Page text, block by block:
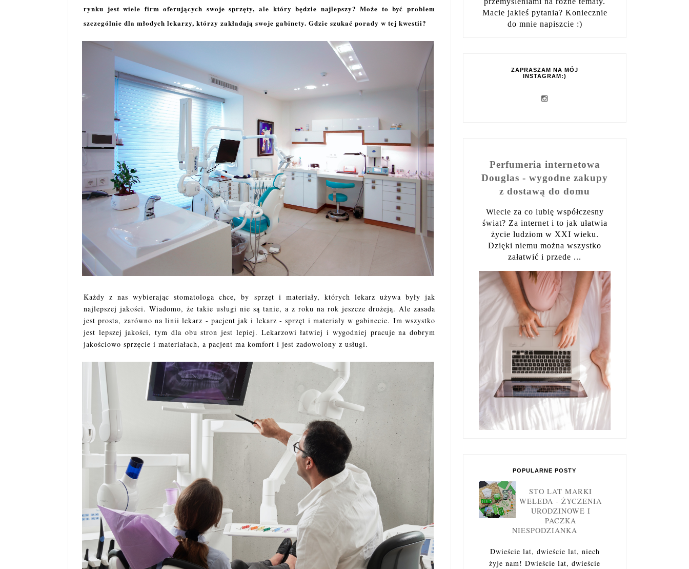
rynku jest wiele firm oferujących swoje sprzęty, ale który będzie najlepszy? Może to być problem
szczególnie dla młodych lekarzy, którzy zakładają swoje gabinety. Gdzie szukać porady w tej kwestii?
Każdy z nas wybierając stomatologa chce, by sprzęt i materiały, których lekarz używa były jak
najlepszej jakości. Wiadomo, że takie usługi nie są tanie, a z roku na rok jeszcze drożeją. Ale zasada
jest prosta, zarówno na linii lekarz - pacjent jak i lekarz - sprzęt i materiały w gabinecie. Im wszystko
jest lepszej jakości, tym dla obu stron jest lepiej. Lekarzowi łatwiej i wygodniej pracuje na dobrym
jakościowo sprzęcie i materiałach, a pacjent ma komfort i jest zadowolony z usługi.
Macie jakieś pytania? Koniecznie
do mnie napiszcie :)
ZAPRASZAM NA MÓJ
INSTAGRAM:)
Perfumeria internetowa
Douglas - wygodne zakupy
z dostawą do domu
Wiecie za co lubię współczesny
świat? Za internet i to jak ułatwia
życie ludziom w XXI wieku.
Dzięki niemu można wszystko
załatwić i przede ...
POPULARNE POSTY
STO LAT MARKI
WELEDA - ŻYCZENIA
URODZINOWE I
PACZKA
NIESPODZIANKA
Dwieście lat, dwieście lat, niech
żyje nam! Dwieście lat, dwieście